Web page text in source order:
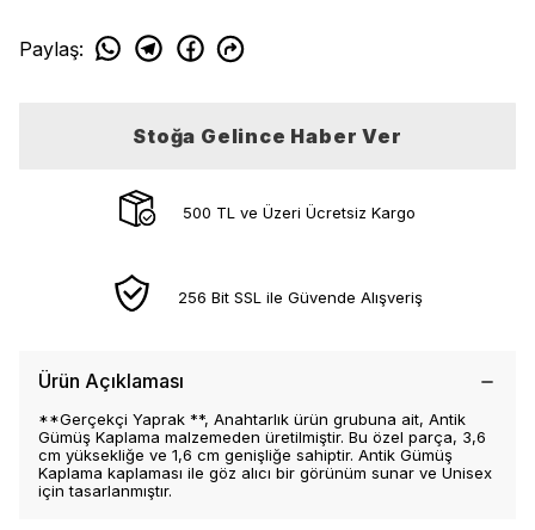
Paylaş:
Stoğa Gelince Haber Ver
500 TL ve Üzeri Ücretsiz Kargo
256 Bit SSL ile Güvende Alışveriş
Ürün Açıklaması
**Gerçekçi Yaprak **, Anahtarlık ürün grubuna ait, Antik
Gümüş Kaplama malzemeden üretilmiştir. Bu özel parça, 3,6
cm yüksekliğe ve 1,6 cm genişliğe sahiptir. Antik Gümüş
Kaplama kaplaması ile göz alıcı bir görünüm sunar ve Unisex
için tasarlanmıştır.